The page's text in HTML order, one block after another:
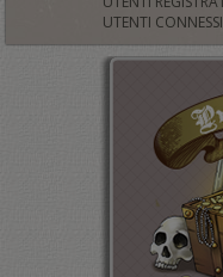
UTENTI CONNESSI